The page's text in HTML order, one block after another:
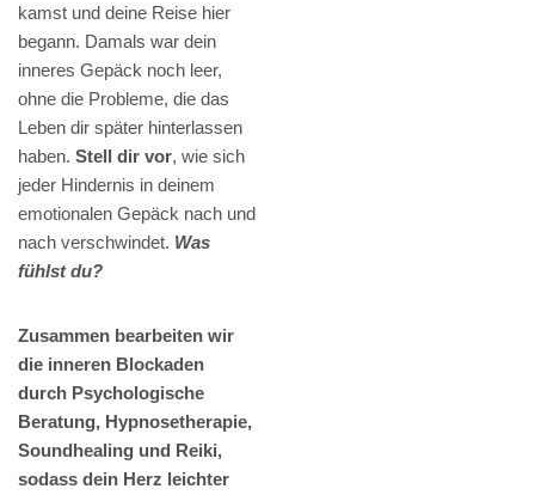
kamst und deine Reise hier
begann. Damals war dein
inneres Gepäck noch leer,
ohne die Probleme, die das
Leben dir später hinterlassen
haben. Stell dir vor, wie sich
jeder Hindernis in deinem
emotionalen Gepäck nach und
nach verschwindet. Was
fühlst du?
Zusammen bearbeiten wir
die inneren Blockaden
durch Psychologische
Beratung, Hypnosetherapie,
Soundhealing und Reiki,
sodass dein Herz leichter